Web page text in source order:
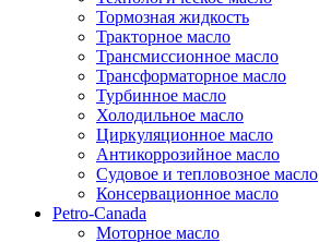
Тормозная жидкость
Тракторное масло
Трансмиссионное масло
Трансформаторное масло
Турбинное масло
Холодильное масло
Циркуляционное масло
Антикоррозийное масло
Судовое и тепловозное масло
Консервационное масло
Petro-Canada
Моторное масло